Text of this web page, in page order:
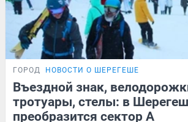
ГОРОД НОВОСТИ О ШЕРЕГЕШЕ
Въездной знак,
тротуары, стелы: в
преобразится сектор A